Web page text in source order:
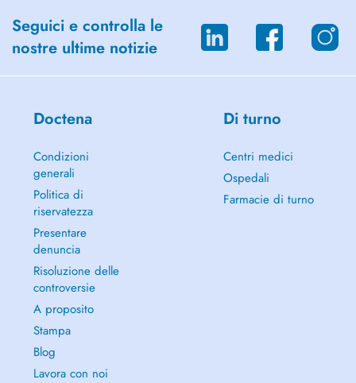
Seguici e controlla le
nostre ultime notizie
Doctena
Condizioni
generali
Politica di
riservatezza
Presentare
denuncia
Risoluzione delle
controversie
A proposito
Stampa
Blog
Lavora con noi
Di turno
Centri medici
Ospedali
Farmacie di turno